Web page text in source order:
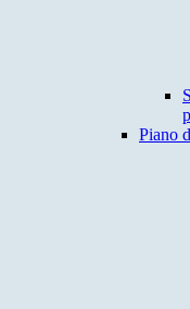
Piano